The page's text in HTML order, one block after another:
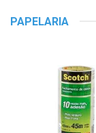
PAPELARIA